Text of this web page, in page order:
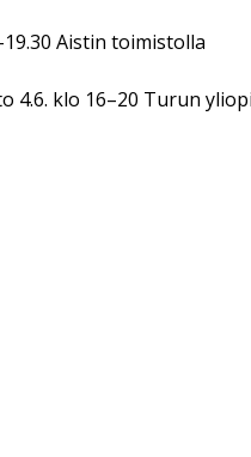
Aistin toimistolla
4.6. klo 16–20 Turun